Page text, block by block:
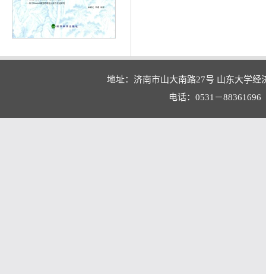
地址：济南市山大南路27号 山东大学
电话：0531－